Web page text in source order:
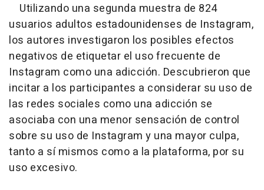
Utilizando una segunda muestra de 824
usuarios adultos estadounidenses de Instagram,
los autores investigaron los posibles efectos
negativos de etiquetar el uso frecuente de
Instagram como una adicción. Descubrieron que
incitar a los participantes a considerar su uso de
las redes sociales como una adicción se
asociaba con una menor sensación de control
sobre su uso de Instagram y una mayor culpa,
tanto a sí mismos como a la plataforma, por su
uso excesivo.